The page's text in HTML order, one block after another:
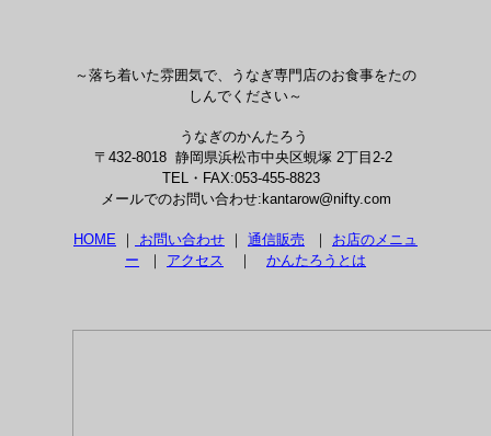
～落ち着いた雰囲気で、うなぎ専門店のお食事をたの
しんでください～
うなぎのかんたろう
〒432-8018 静岡県浜松市中央区蜆塚 2丁目2-2
TEL・FAX:053-455-8823
メールでのお問い合わせ:kantarow@nifty.com
HOME ｜ お問い合わせ ｜ 通信販売 ｜ お店のメニュ
ー ｜ アクセス ｜ かんたろうとは